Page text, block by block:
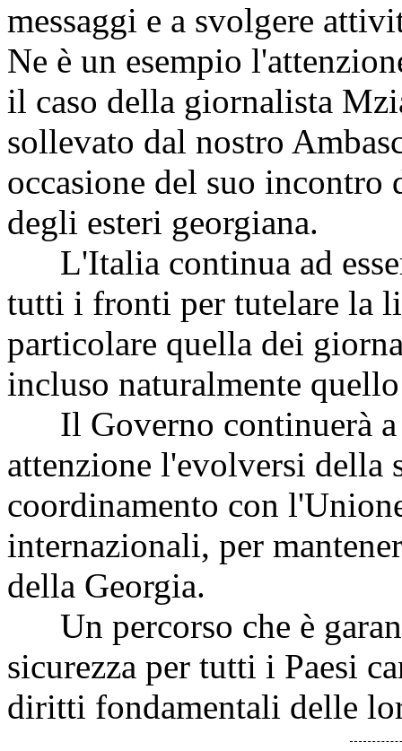
messaggi e a svolgere
Ne è un esempio
il caso della giornalista
sollevato dal nostro
occasione del suo
degli esteri georgiana.
L'Italia continua ad
tutti i fronti per tutelare la
particolare quella dei
incluso naturalmente
Il Governo continuerà a
attenzione l'evolversi della
coordinamento con
internazionali, per
della Georgia.
Un percorso che è
sicurezza per tutti i Paesi
diritti fondamentali delle